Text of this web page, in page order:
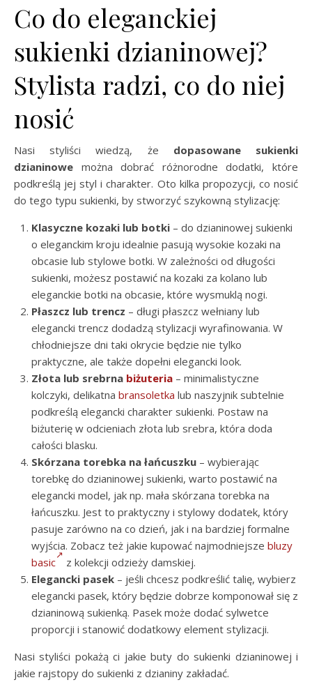
Co do eleganckiej
sukienki dzianinowej?
Stylista radzi, co do niej
nosić
Nasi styliści wiedzą, że dopasowane sukienki
dzianinowe można dobrać różnorodne dodatki, które
podkreślą jej styl i charakter. Oto kilka propozycji, co nosić
do tego typu sukienki, by stworzyć szykowną stylizację:
Klasyczne kozaki lub botki – do dzianinowej sukienki
o eleganckim kroju idealnie pasują wysokie kozaki na
obcasie lub stylowe botki. W zależności od długości
sukienki, możesz postawić na kozaki za kolano lub
eleganckie botki na obcasie, które wysmuklą nogi.
Płaszcz lub trencz – długi płaszcz wełniany lub
elegancki trencz dodadzą stylizacji wyrafinowania. W
chłodniejsze dni taki okrycie będzie nie tylko
praktyczne, ale także dopełni elegancki look.
Złota lub srebrna biżuteria – minimalistyczne
kolczyki, delikatna bransoletka lub naszyjnik subtelnie
podkreślą elegancki charakter sukienki. Postaw na
biżuterię w odcieniach złota lub srebra, która doda
całości blasku.
Skórzana torebka na łańcuszku – wybierając
torebkę do dzianinowej sukienki, warto postawić na
elegancki model, jak np. mała skórzana torebka na
łańcuszku. Jest to praktyczny i stylowy dodatek, który
pasuje zarówno na co dzień, jak i na bardziej formalne
wyjścia. Zobacz też jakie kupować najmodniejsze bluzy
basic
z kolekcji odzieży damskiej.
Elegancki pasek – jeśli chcesz podkreślić talię, wybierz
elegancki pasek, który będzie dobrze komponował się z
dzianinową sukienką. Pasek może dodać sylwetce
proporcji i stanowić dodatkowy element stylizacji.
Nasi styliści pokażą ci jakie buty do sukienki dzianinowej i
jakie rajstopy do sukienki z dzianiny zakładać.